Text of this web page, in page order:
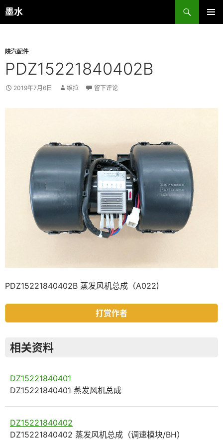
跳
至
墨水
搜
索
陕汽配件
PDZ15221840402B
2019年7月6日 维拉 留下评论
PDZ15221840402B 蒸发风机总成（A022)
打赏作者
相关资料
DZ15221840401
DZ15221840401 蒸发风机总成
DZ15221840402
DZ15221840402 蒸发风机总成（调速模块/BH）